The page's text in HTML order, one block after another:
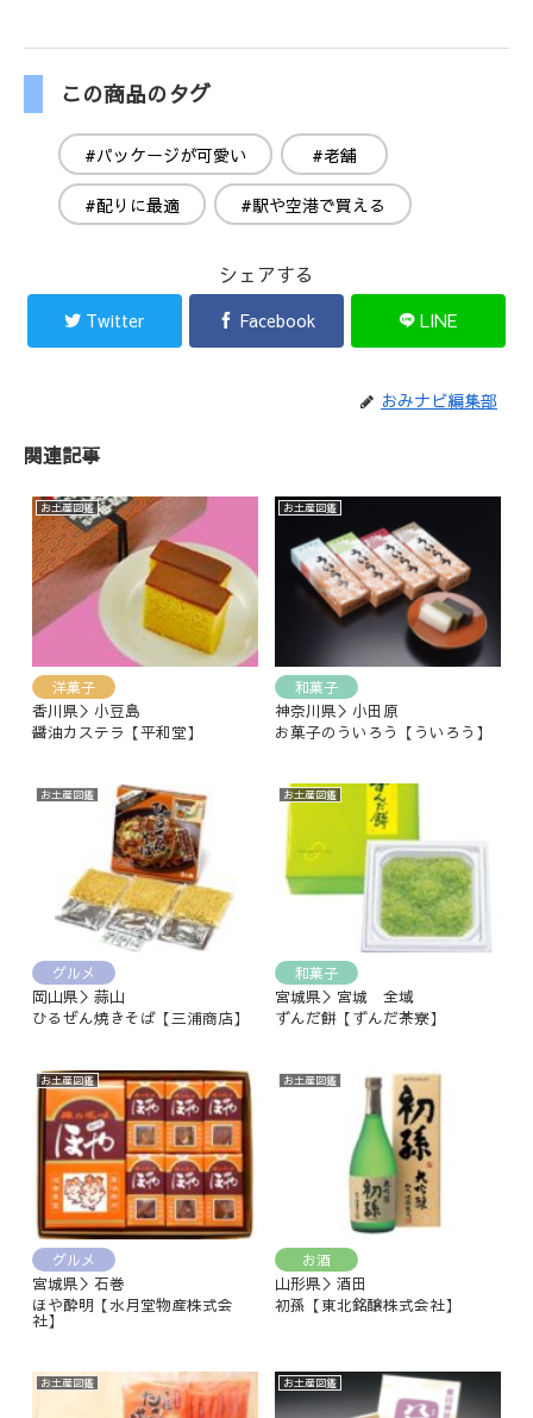
この商品のタグ
#パッケージが可愛い #老舗
#配りに最適 #駅や空港で買える
シェアする
Twitter Facebook LINE
おみナビ編集部
関連記事
お土産図鑑
洋菓子
香川県＞小豆島
醤油カステラ【平和堂】
お土産図鑑
和菓子
神奈川県＞小田原
お菓子のういろう【ういろう】
お土産図鑑
グルメ
岡山県＞蒜山
ひるぜん焼きそば【三浦商店】
お土産図鑑
和菓子
宮城県＞宮城 全域
ずんだ餅【ずんだ茶寮】
お土産図鑑
グルメ
宮城県＞石巻
ほや酔明【水月堂物産株式会
社】
お土産図鑑
お酒
山形県＞酒田
初孫【東北銘醸株式会社】
お土産図鑑 お土産図鑑